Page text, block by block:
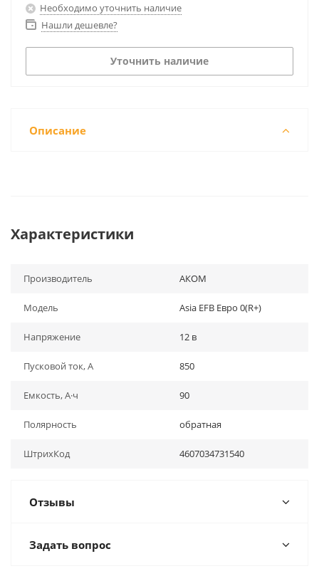
Необходимо уточнить наличие
Нашли дешевле?
Уточнить наличие
Описание
Характеристики
Производитель АКОМ
Модель Asia EFB Евро 0(R+)
Напряжение 12 в
Пусковой ток, А 850
Емкость, А·ч 90
Полярность обратная
ШтрихКод 4607034731540
Отзывы
Задать вопрос